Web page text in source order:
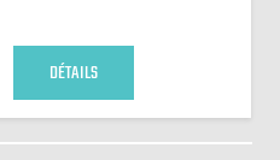
DÉTAILS